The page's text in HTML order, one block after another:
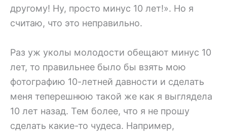
другому! Ну, просто минус 10 лет!». Но я
считаю, что это неправильно.
Раз уж уколы молодости обещают минус 10
лет, то правильнее было бы взять мою
фотографию 10-летней давности и сделать
меня теперешнюю такой же как я выглядела
10 лет назад. Тем более, что я не прошу
сделать какие-то чудеса. Например,